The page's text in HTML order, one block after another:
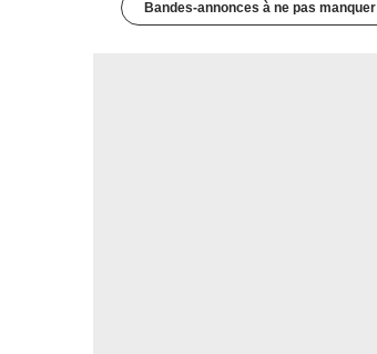
Bandes-annonces à ne pas manquer